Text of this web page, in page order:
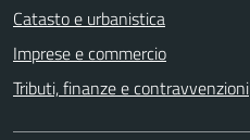
Catasto e urbanistica
Imprese e commercio
Tributi, finanze e contravvenzioni